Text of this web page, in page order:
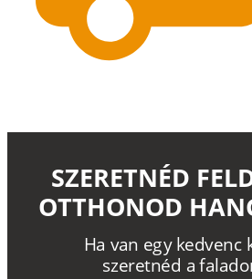
Ha van egy kedvenc
szeretnéd a falado
SZERETNÉD
OTTHONOD